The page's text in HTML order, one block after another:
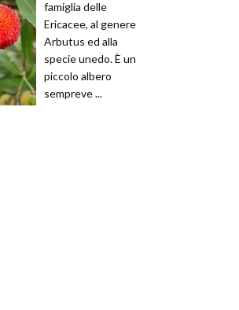
famiglia delle
Ericacee, al genere
Arbutus ed alla
specie unedo. È un
piccolo albero
sempreve ...